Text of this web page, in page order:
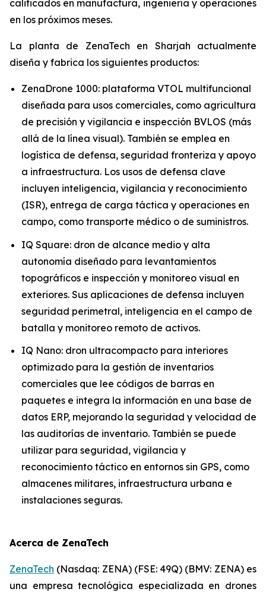
calificados en manufactura, ingeniería y operaciones
en los próximos meses.
La planta de ZenaTech en Sharjah actualmente
diseña y fabrica los siguientes productos:
ZenaDrone 1000: plataforma VTOL multifuncional
diseñada para usos comerciales, como agricultura
de precisión y vigilancia e inspección BVLOS (más
allá de la línea visual). También se emplea en
logística de defensa, seguridad fronteriza y apoyo
a infraestructura. Los usos de defensa clave
incluyen inteligencia, vigilancia y reconocimiento
(ISR), entrega de carga táctica y operaciones en
campo, como transporte médico o de suministros.
IQ Square: dron de alcance medio y alta
autonomía diseñado para levantamientos
topográficos e inspección y monitoreo visual en
exteriores. Sus aplicaciones de defensa incluyen
seguridad perimetral, inteligencia en el campo de
batalla y monitoreo remoto de activos.
IQ Nano: dron ultracompacto para interiores
optimizado para la gestión de inventarios
comerciales que lee códigos de barras en
paquetes e integra la información en una base de
datos ERP, mejorando la seguridad y velocidad de
las auditorías de inventario. También se puede
utilizar para seguridad, vigilancia y
reconocimiento táctico en entornos sin GPS, como
almacenes militares, infraestructura urbana e
instalaciones seguras.
Acerca de ZenaTech
ZenaTech (Nasdaq: ZENA) (FSE: 49Q) (BMV: ZENA) es
una empresa tecnológica especializada en drones